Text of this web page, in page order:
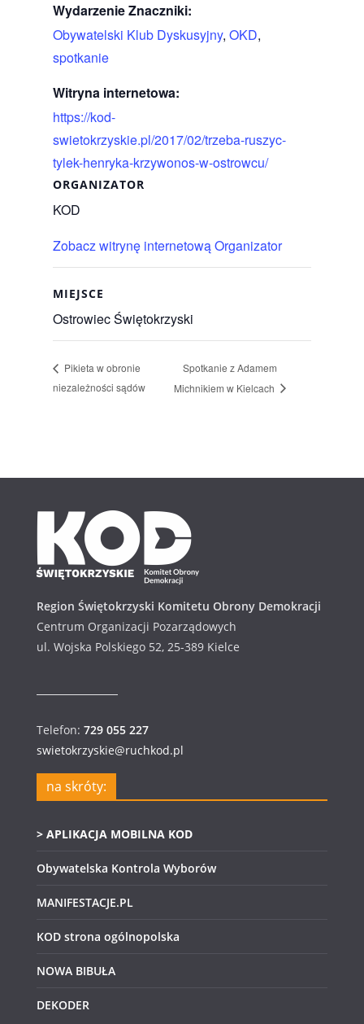
Wydarzenie Znaczniki:
Obywatelski Klub Dyskusyjny, OKD,
spotkanie
Witryna internetowa:
https://kod-
swietokrzyskie.pl/2017/02/trzeba-ruszyc-
tylek-henryka-krzywonos-w-ostrowcu/
ORGANIZATOR
KOD
Zobacz witrynę internetową Organizator
MIEJSCE
Ostrowiec Świętokrzyski
Pikieta w obronie
niezależności sądów
Spotkanie z Adamem
Michnikiem w Kielcach
Region Świętokrzyski Komitetu Obrony Demokracji
Centrum Organizacji Pozarządowych
ul. Wojska Polskiego 52, 25-389 Kielce
Telefon: 729 055 227
swietokrzyskie@ruchkod.pl
na skróty:
> APLIKACJA MOBILNA KOD
Obywatelska Kontrola Wyborów
MANIFESTACJE.PL
KOD strona ogólnopolska
NOWA BIBUŁA
DEKODER